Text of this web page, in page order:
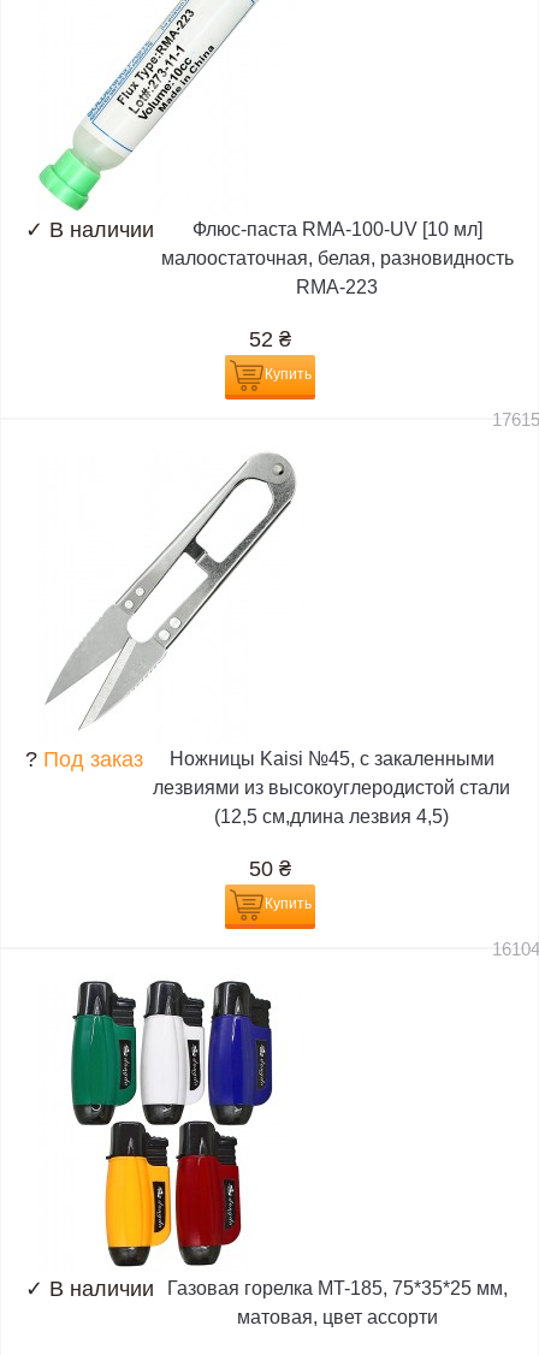
✓ В наличии
Флюс-паста RMA-100-UV [10 мл]
малоостаточная, белая, разновидность
RMA-223
52 ₴
Купить
? Под заказ
Ножницы Kaisi №45, с закаленными
лезвиями из высокоуглеродистой стали
(12,5 см,длина лезвия 4,5)
50 ₴
Купить
✓ В наличии
Газовая горелка MT-185, 75*35*25 мм,
матовая, цвет ассорти